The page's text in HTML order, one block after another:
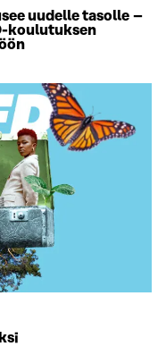
uudelle tasolle –
koulutuksen